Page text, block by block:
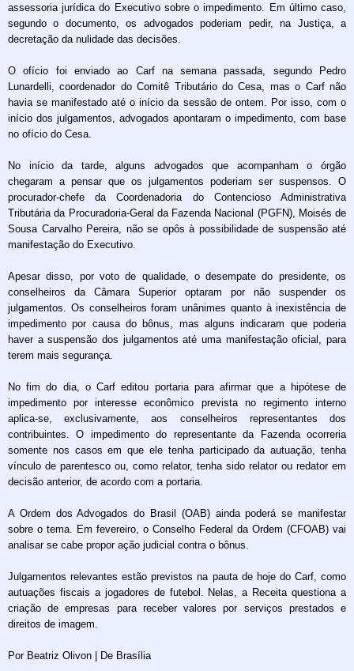
assessoria jurídica do Executivo sobre o impedimento. Em último caso,
segundo o documento, os advogados poderiam pedir, na Justiça, a
decretação da nulidade das decisões.
O ofício foi enviado ao Carf na semana passada, segundo Pedro
Lunardelli, coordenador do Comitê Tributário do Cesa, mas o Carf não
havia se manifestado até o início da sessão de ontem. Por isso, com o
início dos julgamentos, advogados apontaram o impedimento, com base
no ofício do Cesa.
No início da tarde, alguns advogados que acompanham o órgão
chegaram a pensar que os julgamentos poderiam ser suspensos. O
procurador-chefe da Coordenadoria do Contencioso Administrativa
Tributária da Procuradoria-Geral da Fazenda Nacional (PGFN), Moisés de
Sousa Carvalho Pereira, não se opôs à possibilidade de suspensão até
manifestação do Executivo.
Apesar disso, por voto de qualidade, o desempate do presidente, os
conselheiros da Câmara Superior optaram por não suspender os
julgamentos. Os conselheiros foram unânimes quanto à inexistência de
impedimento por causa do bônus, mas alguns indicaram que poderia
haver a suspensão dos julgamentos até uma manifestação oficial, para
terem mais segurança.
No fim do dia, o Carf editou portaria para afirmar que a hipótese de
impedimento por interesse econômico prevista no regimento interno
aplica-se, exclusivamente, aos conselheiros representantes dos
contribuintes. O impedimento do representante da Fazenda ocorreria
somente nos casos em que ele tenha participado da autuação, tenha
vínculo de parentesco ou, como relator, tenha sido relator ou redator em
decisão anterior, de acordo com a portaria.
A Ordem dos Advogados do Brasil (OAB) ainda poderá se manifestar
sobre o tema. Em fevereiro, o Conselho Federal da Ordem (CFOAB) vai
analisar se cabe propor ação judicial contra o bônus.
Julgamentos relevantes estão previstos na pauta de hoje do Carf, como
autuações fiscais a jogadores de futebol. Nelas, a Receita questiona a
criação de empresas para receber valores por serviços prestados e
direitos de imagem.
Por Beatriz Olivon | De Brasília